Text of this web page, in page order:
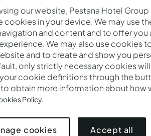
Check-out*
Número de participantes*
our website, Pestana Hotel
cookies in your device. We may use
and content and to offer you
We may also use cookies
and to create and show you
only strictly necessary cookies
cookie definitions through the
to obtain more information about how
Policy.
cookies Accept all